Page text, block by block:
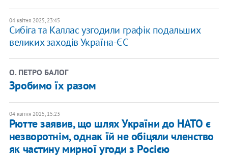
04 квітня 2025, 23:45
Сибіга та Каллас узгодили графік подальших
великих заходів Україна-ЄС
О. ПЕТРО БАЛОГ
Зробимо їх разом
04 квітня 2025, 15:23
Рютте заявив, що шлях України до НАТО є
незворотнім, однак їй не обіцяли членство
як частину мирної угоди з Росією